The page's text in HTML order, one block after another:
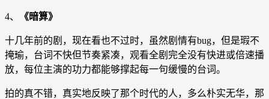
4、 《暗算》
十几年前的剧，现在看也不过时，虽然剧情有bug，但是瑕不
掩瑜，台词不快但节奏紧凑，观看全剧完全没有快进或倍速播
放，每位主演的功力都能够撑起每一句缓慢的台词。
拍的真不错，真实地反映了那个时代的人，多么朴实无华，那